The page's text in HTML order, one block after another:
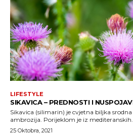
LIFESTYLE
SIKAVICA – PREDNOSTI I
Sikavica (silimarin) je cvjetna biljka
ambrozija. Porijeklom je iz mediteranskih...
25 Oktobra, 2021